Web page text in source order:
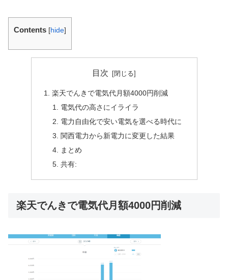
Contents [hide]
目次
楽天でんきで電気代月額4000円削減
電気代の高さにイライラ
電力自由化で安い電気を選べる時代に
関西電力から新電力に変更した結果
まとめ
共有:
楽天でんきで電気代月額4000円削減